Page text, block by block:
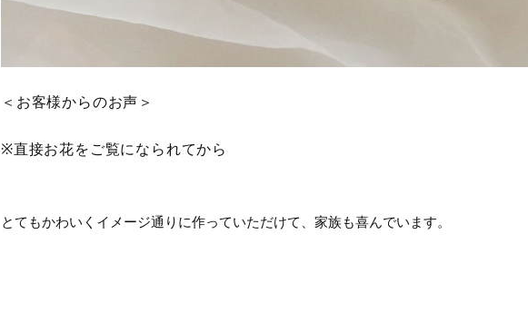
＜お客様からのお声＞
※直接お花をご覧になられてから
とてもかわいくイメージ通りに作っていただけて、家族も喜んでいます。